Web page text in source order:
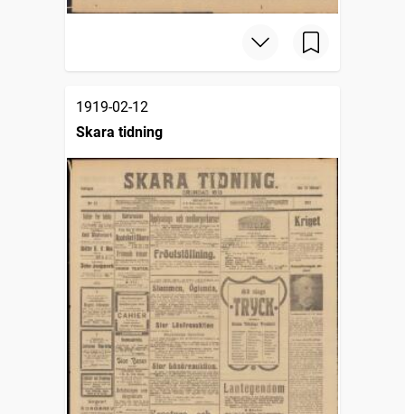
1919-02-12
Skara tidning